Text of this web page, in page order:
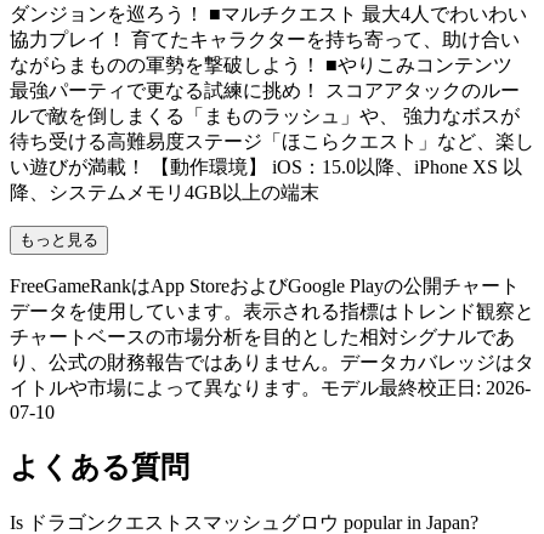
ダンジョンを巡ろう！ ■マルチクエスト 最大4人でわいわい
協力プレイ！ 育てたキャラクターを持ち寄って、助け合い
ながらまものの軍勢を撃破しよう！ ■やりこみコンテンツ
最強パーティで更なる試練に挑め！ スコアアタックのルー
ルで敵を倒しまくる「まものラッシュ」や、 強力なボスが
待ち受ける高難易度ステージ「ほこらクエスト」など、楽し
い遊びが満載！ 【動作環境】 iOS：15.0以降、iPhone XS 以
降、システムメモリ4GB以上の端末
もっと見る
FreeGameRankはApp StoreおよびGoogle Playの公開チャート
データを使用しています。表示される指標はトレンド観察と
チャートベースの市場分析を目的とした相対シグナルであ
り、公式の財務報告ではありません。データカバレッジはタ
イトルや市場によって異なります。 モデル最終校正日 : 2026-
07-10
よくある質問
Is ドラゴンクエストスマッシュグロウ popular in Japan?